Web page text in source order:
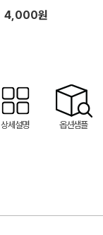
4,000원
상세설명 옵션샘플